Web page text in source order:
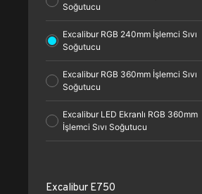
Soğutucu
Excalibur RGB 240mm İşlemci Sıvı
Soğutucu
Excalibur RGB 360mm İşlemci Sıvı
Soğutucu
Excalibur LED Ekranlı RGB 360mm
İşlemci Sıvı Soğutucu
Excalibur E750